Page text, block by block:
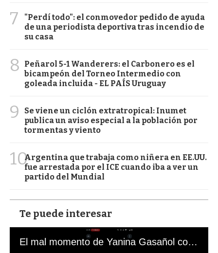
7
"Perdí todo": el conmovedor pedido de ayuda
de una periodista deportiva tras incendio de
su casa
8
Peñarol 5-1 Wanderers: el Carbonero es el
bicampeón del Torneo Intermedio con
goleada incluida - EL PAÍS Uruguay
9
Se viene un ciclón extratropical: Inumet
publica un aviso especial a la población por
tormentas y viento
10Argentina que trabaja como niñera en EE.UU.
fue arrestada por el ICE cuando iba a ver un
partido del Mundial
Te puede interesar
El mal momento de Yanina Gasañol con un hincha argentino en "Subrayado"